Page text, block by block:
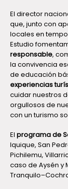
El director
que, junto con
locales en
Estudio
responsable,
la convivencia
de educación
experiencias
cuidar nuestros
orgullosos de
con un turismo
El programa de
Iquique, San
Pichilemu,
caso de Aysén y